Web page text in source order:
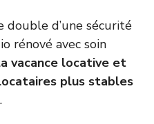
d’une sécurité
rénové avec soin
vacance locative et
plus stables
.